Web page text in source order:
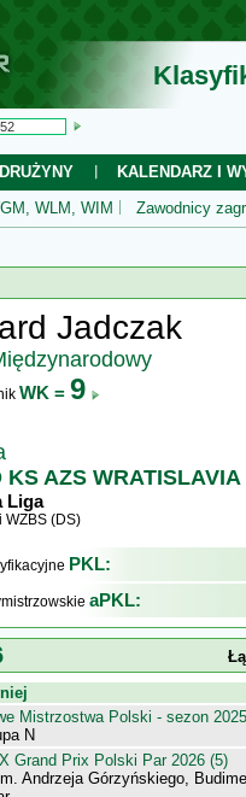
DRUŻYNY
KALENDARZ I
WLM, WIM Zawodnicy
Jadczak
WK = 9
KS AZS WRATISLAVIA
Liga
WZBS (DS)
PKL:
aPKL:
Mistrzostwa Polski - sezon
N
Grand Prix Polski Par 2026 (5)
Andrzeja Górzyńskiego,